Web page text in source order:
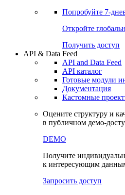
Попробуйте 7-
Откройте
Получить доступ
API & Data Feed
API and Data Feed
API каталог
Готовые модули
Документация
Кастомные
Оцените структуру и
в публичном демо-
DEMO
Получите
к интересующим
Запросить доступ